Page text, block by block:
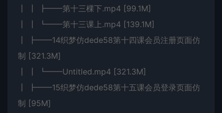
┃ ┃ ┣━━第十三棵下.mp4 [99.1M]
┃ ┃ ┗━━第十三课上.mp4 [139.1M]
┃ ┣━━14织梦仿dede58第十四课会员注册页面仿
制 [321.3M]
┃ ┃ ┗━━Untitled.mp4 [321.3M]
┃ ┣━━15织梦仿dede58第十五课会员登录页面仿
制 [95M]